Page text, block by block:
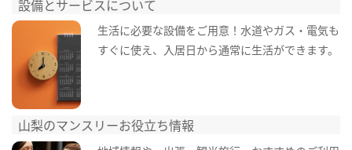
設備とサービスについて
生活に必要な設備をご用意！水道やガス・電気も
すぐに使え、入居日から通常に生活ができます。
山梨のマンスリーお役立ち情報